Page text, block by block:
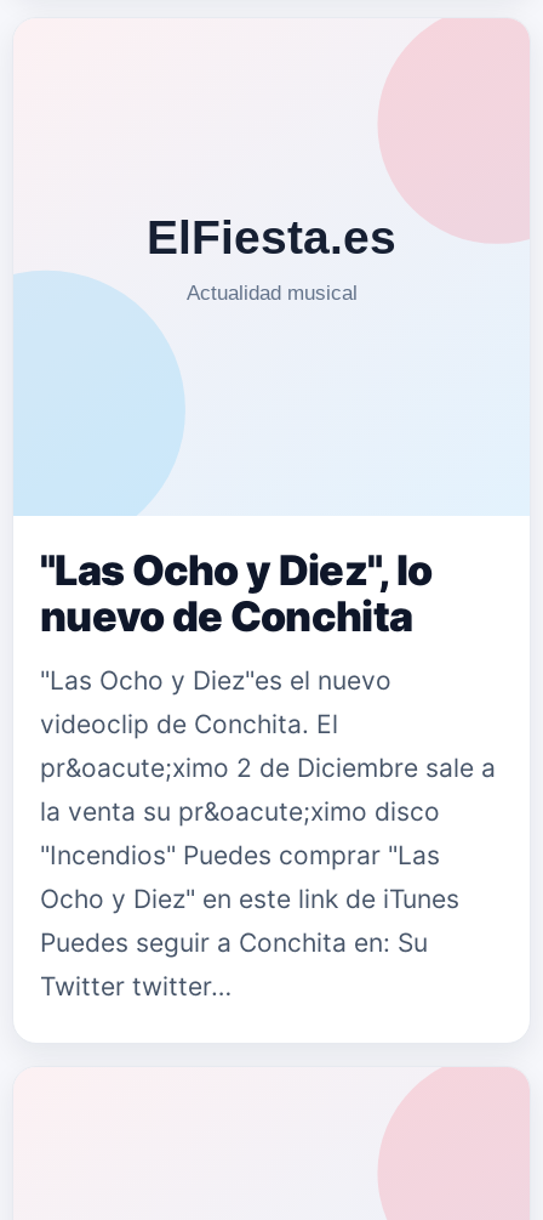
digitales del mundo. Luna Llena …
"Las Ocho y Diez", lo
nuevo de Conchita
"Las Ocho y Diez"es el nuevo
videoclip de Conchita. El
pr&oacute;ximo 2 de Diciembre sale a
la venta su pr&oacute;ximo disco
"Incendios" Puedes comprar "Las
Ocho y Diez" en este link de iTunes
Puedes seguir a Conchita en: Su
Twitter twitter…